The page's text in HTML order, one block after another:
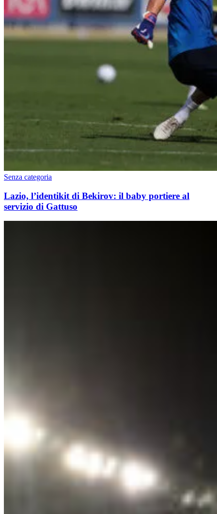
Senza categoria
Lazio, l’identikit di Bekirov: il baby portiere al
servizio di Gattuso